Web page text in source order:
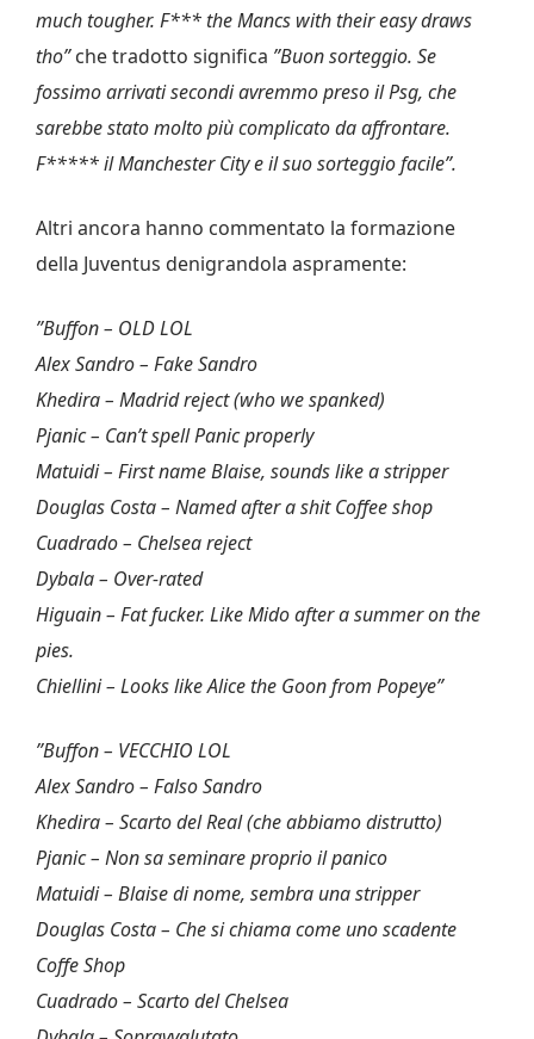
much tougher. F*** the Mancs with their easy draws
tho”che tradotto significa ”Buon sorteggio. Se
fossimo arrivati secondi avremmo preso il Psg, che
sarebbe stato molto più complicato da affrontare.
F***** il Manchester City e il suo sorteggio facile”.
Altri ancora hanno commentato la formazione
della Juventus denigrandola aspramente:
”Buffon – OLD LOL
Alex Sandro – Fake Sandro
Khedira – Madrid reject (who we spanked)
Pjanic – Can’t spell Panic properly
Matuidi – First name Blaise, sounds like a stripper
Douglas Costa – Named after a shit Coffee shop
Cuadrado – Chelsea reject
Dybala – Over-rated
Higuain – Fat fucker. Like Mido after a summer on the
pies.
Chiellini – Looks like Alice the Goon from Popeye”
”Buffon – VECCHIO LOL
Alex Sandro – Falso Sandro
Khedira – Scarto del Real (che abbiamo distrutto)
Pjanic – Non sa seminare proprio il panico
Matuidi – Blaise di nome, sembra una stripper
Douglas Costa – Che si chiama come uno scadente
Coffe Shop
Cuadrado – Scarto del Chelsea